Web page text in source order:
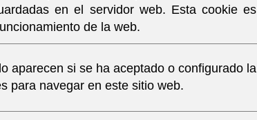
en el servidor web. Esta cookie es
de la web.
aparecen si se ha aceptado o configurado la
para navegar en este sitio web.